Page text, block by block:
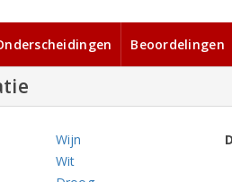
Beoordelingen
Wijn
Wit